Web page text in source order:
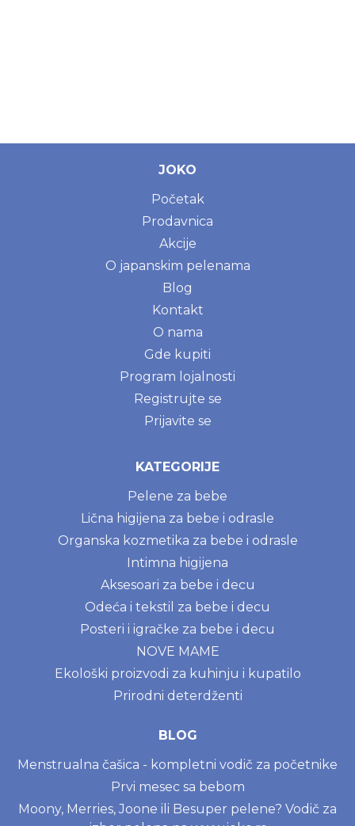
JOKO
Početak
Prodavnica
Akcije
O japanskim pelenama
Blog
Kontakt
O nama
Gde kupiti
Program lojalnosti
Registrujte se
Prijavite se
KATEGORIJE
Pelene za bebe
Lična higijena za bebe i odrasle
Organska kozmetika za bebe i odrasle
Intimna higijena
Aksesoari za bebe i decu
Odeća i tekstil za bebe i decu
Posteri i igračke za bebe i decu
NOVE MAME
Ekološki proizvodi za kuhinju i kupatilo
Prirodni deterdženti
BLOG
Menstrualna čašica - kompletni vodič za početnike
Prvi mesec sa bebom
Moony, Merries, Joone ili Besuper pelene? Vodič za